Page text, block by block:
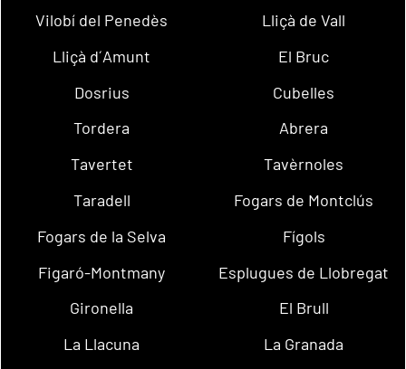
Vilobí del Penedès
Lliçà de Vall
Lliçà d´Amunt
El Bruc
Dosrius
Cubelles
Tordera
Abrera
Tavertet
Tavèrnoles
Taradell
Fogars de Montclús
Fogars de la Selva
Fígols
Figaró-Montmany
Esplugues de Llobregat
Gironella
El Brull
La Llacuna
La Granada